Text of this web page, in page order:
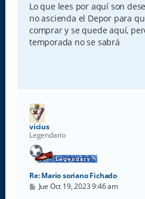
Lo que lees por aquí son
no ascienda el Depor para
comprar y se quede aquí,
temporada no se sabrá
vicius
Legendario
Re: Mario soriano Fichado
M
Jue Oct 19, 2023 9:46 am